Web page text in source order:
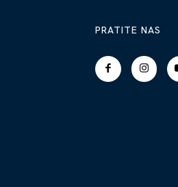
PRATITE NAS